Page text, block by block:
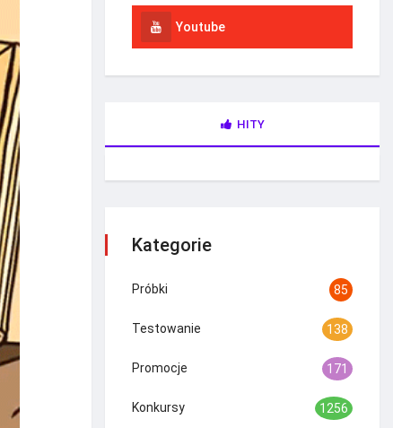
Youtube
HITY
Kategorie
Próbki 85
Testowanie 138
Promocje 171
Konkursy 1256